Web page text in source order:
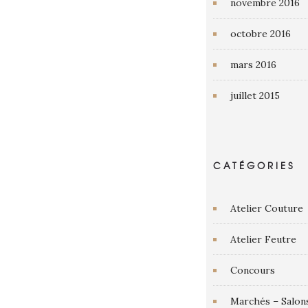
novembre 2016
octobre 2016
mars 2016
juillet 2015
CATÉGORIES
Atelier Couture
Atelier Feutre
Concours
Marchés –